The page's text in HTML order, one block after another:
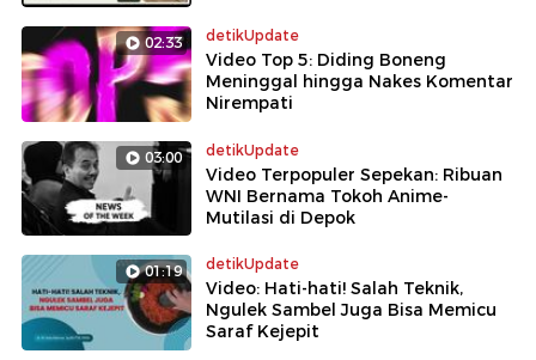
02:33 detikUpdate
Video Top 5: Diding Boneng
Meninggal hingga Nakes Komentar
Nirempati
03:00 detikUpdate
Video Terpopuler Sepekan: Ribuan
WNI Bernama Tokoh Anime-
Mutilasi di Depok
01:19 detikUpdate
Video: Hati-hati! Salah Teknik,
Ngulek Sambel Juga Bisa Memicu
Saraf Kejepit